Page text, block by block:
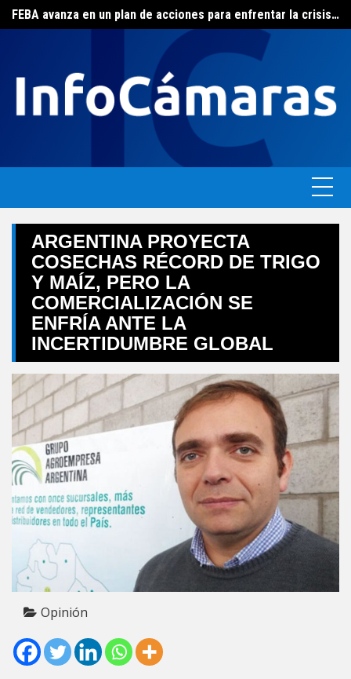
Skip
toEl ERAS continúa con el beneficio de la tarifa social del agua
ARGENTINA PROYECTA
COSECHAS RÉCORD DE TRIGO
Y MAÍZ, PERO LA
COMERCIALIZACIÓN SE
ENFRÍA ANTE LA
INCERTIDUMBRE GLOBAL
Opinión